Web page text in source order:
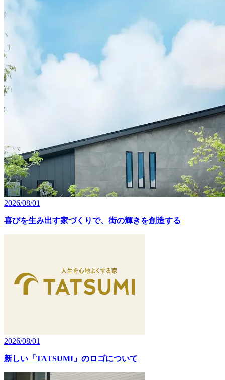
2026/08/01
喜びを生み出す家づくりで、街の輝きを創造する
2026/08/01
新しい「TATSUMI」のロゴについて